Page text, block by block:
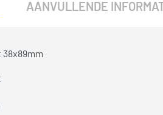
AANVULLENDE